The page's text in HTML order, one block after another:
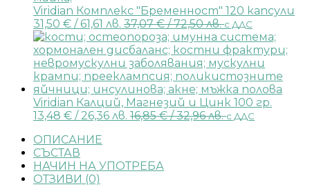
Viridian Комплекс "Бременност" 120 капсули
31,50 € / 61,61 лв. 37,07€/ 72,50 лв.с ДДС
Viridian Калций, Магнезий и Цинк 100 гр.
13,48 € / 26,36 лв. 16,85€/ 32,96 лв.с ДДС
ОПИСАНИЕ
СЪСТАВ
НАЧИН НА УПОТРЕБА
ОТЗИВИ (0)